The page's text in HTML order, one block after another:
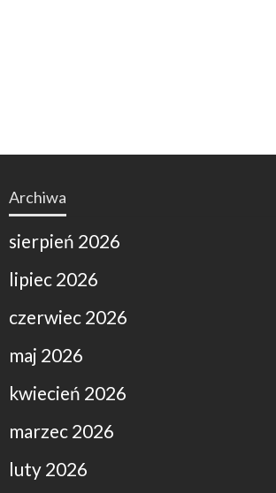
Archiwa
sierpień 2026
lipiec 2026
czerwiec 2026
maj 2026
kwiecień 2026
marzec 2026
luty 2026